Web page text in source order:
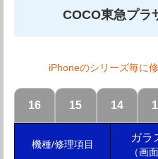
スマホ工房は東京を中心に
です。実績も多く、技術も
容はiPhoneのガラス割れ、
パーツの交換修理を請け負
でる時に修理を頼みたい場
COCO東急プラ
iPhoneのシリーズ毎に
16 15 14
機種/修理項目
ガラ
（画